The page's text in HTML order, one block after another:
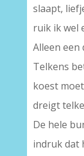
slaapt,
ruik ik wel
Alleen een
Telkens
koest
dreigt
De hele
indruk dat